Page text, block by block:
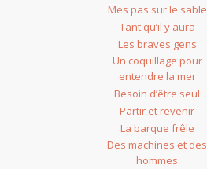
Mes pas sur le sable
Tant qu’il y aura
Les braves gens
Un coquillage pour
entendre la mer
Besoin d’être seul
Partir et revenir
La barque frêle
Des machines et des
hommes